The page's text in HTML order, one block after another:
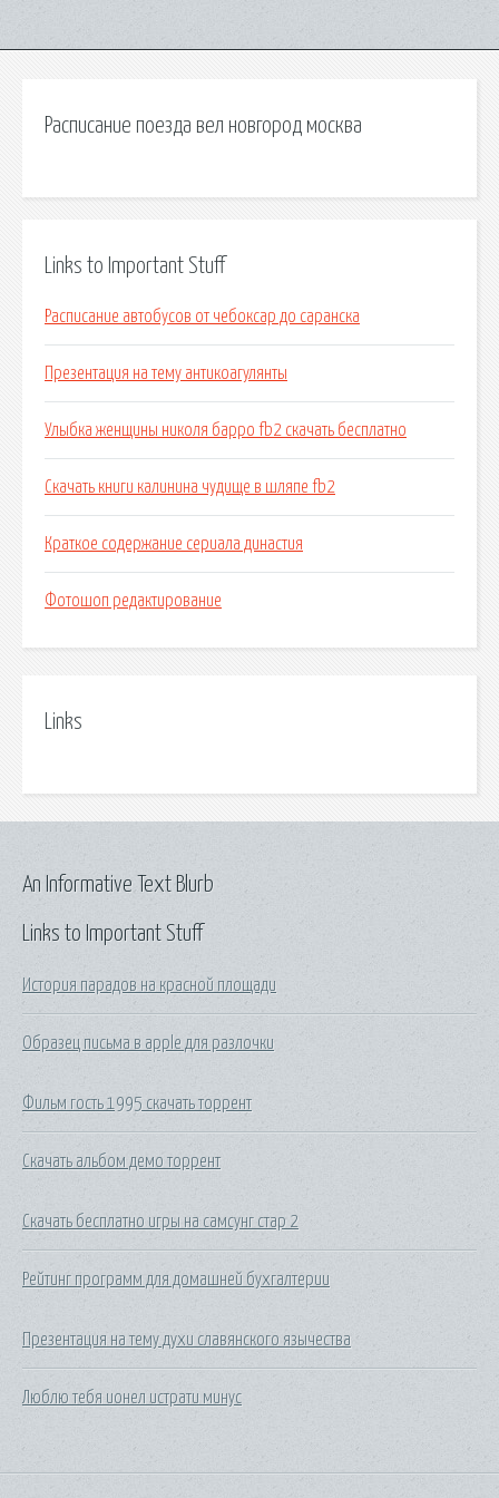
Расписание поезда вел новгород москва
Links to Important Stuff
Расписание автобусов от чебоксар до саранска
Презентация на тему антикоагулянты
Улыбка женщины николя барро fb2 скачать бесплатно
Скачать книги калинина чудище в шляпе fb2
Краткое содержание сериала династия
Фотошоп редактирование
Links
Links to Important Stuff
История парадов на красной площади
Образец письма в apple для разлочки
Фильм гость 1995 скачать торрент
Скачать альбом демо торрент
Скачать бесплатно игры на самсунг стар 2
Рейтинг программ для домашней бухгалтерии
Презентация на тему духи славянского язычества
Люблю тебя ионел истрати минус
An Informative Text Blurb